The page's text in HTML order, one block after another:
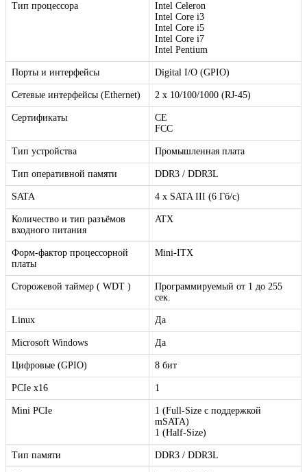
Тип процессора
Intel Celeron
Intel Core i3
Intel Core i5
Intel Core i7
Intel Pentium
Порты и интерфейсы Digital I/O (GPIO)
Сетевые интерфейсы (Ethernet) 2 x 10/100/1000 (RJ-45)
Сертификаты
CE
FCC
Тип устройства Промышленная плата
Тип оперативной памяти DDR3 / DDR3L
SATA 4 х SATA III (6 Гб/с)
Количество и тип разъёмов
входного питания
ATX
Форм-фактор процессорной
платы
Mini-ITX
Сторожевой таймер ( WDT )
Программируемый от 1 до 255
сек.
Linux Да
Microsoft Windows Да
Цифровые (GPIO) 8 бит
PCIe x16 1
Mini PCIe
1 (Full-Size c поддержкой
mSATA)
1 (Half-Size)
Тип памяти DDR3 / DDR3L